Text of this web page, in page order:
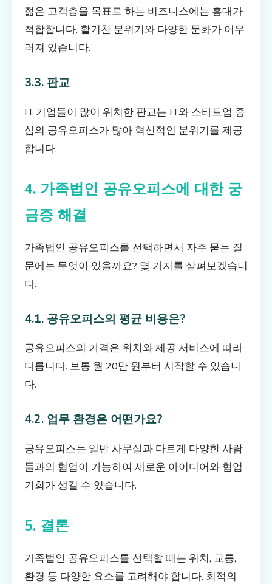
젊은 고객층을 목표로 하는 비즈니스에는 홍대가
적합합니다. 활기찬 분위기와 다양한 문화가 어우
러져 있습니다.
3.3. 판교
IT 기업들이 많이 위치한 판교는 IT와 스타트업 중
심의 공유오피스가 많아 혁신적인 분위기를 제공
합니다.
4. 가족법인 공유오피스에 대한 궁
금증 해결
가족법인 공유오피스를 선택하면서 자주 묻는 질
문에는 무엇이 있을까요? 몇 가지를 살펴보겠습니
다.
4.1. 공유오피스의 평균 비용은?
공유오피스의 가격은 위치와 제공 서비스에 따라
다릅니다. 보통 월 20만 원부터 시작할 수 있습니
다.
4.2. 업무 환경은 어떤가요?
공유오피스는 일반 사무실과 다르게 다양한 사람
들과의 협업이 가능하여 새로운 아이디어와 협업
기회가 생길 수 있습니다.
5. 결론
가족법인 공유오피스를 선택할 때는 위치, 교통,
환경 등 다양한 요소를 고려해야 합니다. 최적의